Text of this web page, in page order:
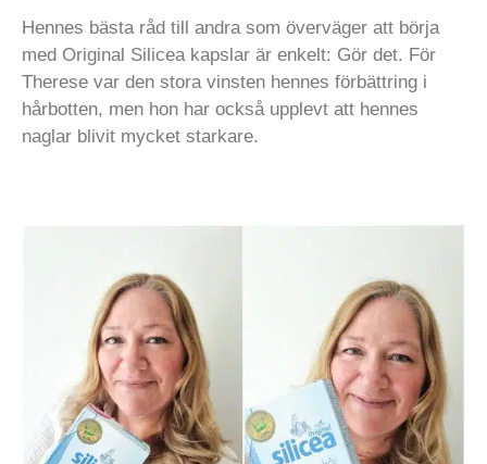
Hennes bästa råd till andra som överväger att börja
med Original Silicea kapslar är enkelt: Gör det. För
Therese var den stora vinsten hennes förbättring i
hårbotten, men hon har också upplevt att hennes
naglar blivit mycket starkare.